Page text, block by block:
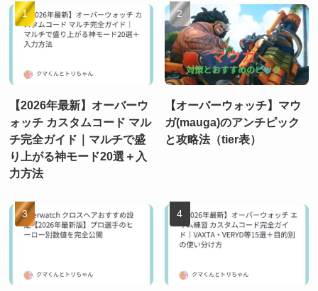
【2026年最新】オーバーウ
ォッチ カスタムコード マル
チ完全ガイド｜マルチで盛
り上がる神モード20選＋入
力方法
【オーバーウォッチ】マウ
ガ(mauga)のアンチピック
と攻略法（tier表）